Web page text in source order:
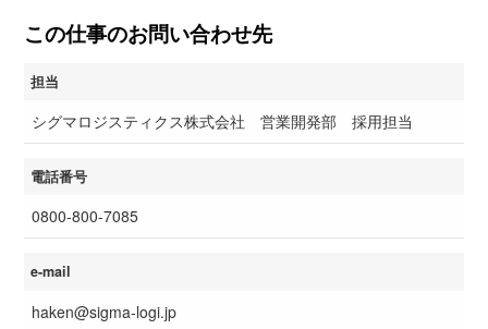
この仕事のお問い合わせ先
担当
シグマロジスティクス株式会社 営業開発部 採用担当
電話番号
0800-800-7085
e-mail
haken@sigma-logi.jp